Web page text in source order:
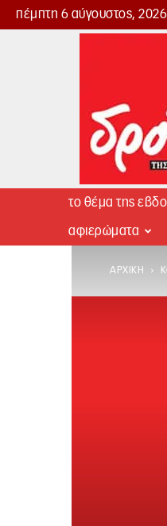
πέμπτη 6 αύγουστος, 2026
Δρόμος
το θέμα της
αφιερώματα
ΑΡΧΙΚΉ